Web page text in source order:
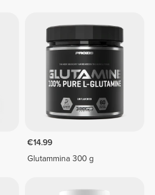
€14.99
Glutammina 300 g